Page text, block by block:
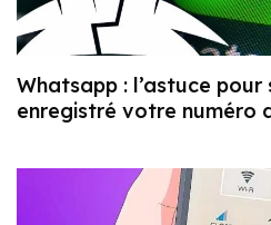
Whatsapp : l’astuce pour
enregistré votre numéro